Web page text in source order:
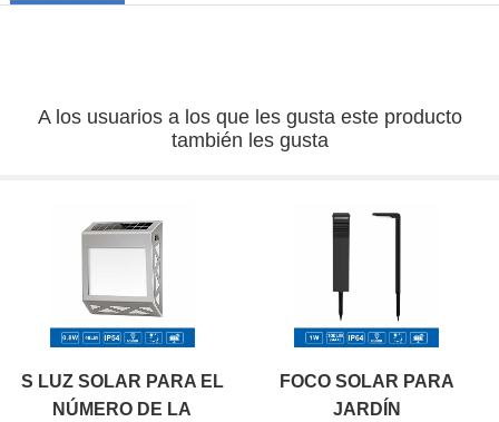
A los usuarios a los que les gusta este producto
también les gusta
S LUZ SOLAR PARA EL
NÚMERO DE LA
FOCO SOLAR PARA
JARDÍN